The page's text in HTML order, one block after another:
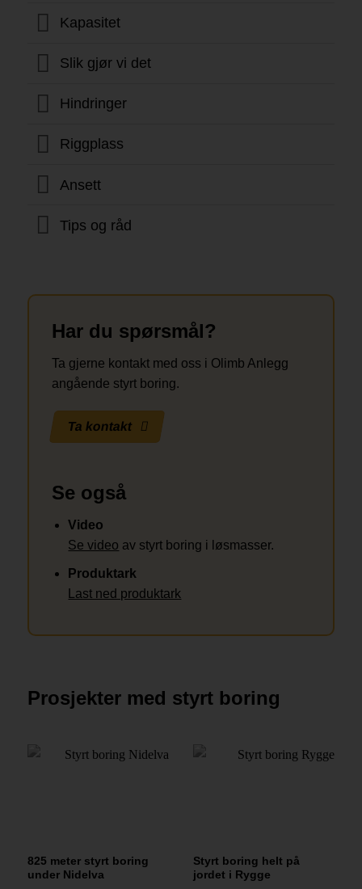
Kapasitet
Slik gjør vi det
Hindringer
Riggplass
Ansett
Tips og råd
Har du spørsmål?
Ta gjerne kontakt med oss i Olimb Anlegg
angående styrt boring.
Ta kontakt
Se også
Video
Se video av styrt boring i løsmasser.
Produktark
Last ned produktark
Prosjekter med styrt boring
825 meter styrt boring
under Nidelva
Styrt boring helt på
jordet i Rygge